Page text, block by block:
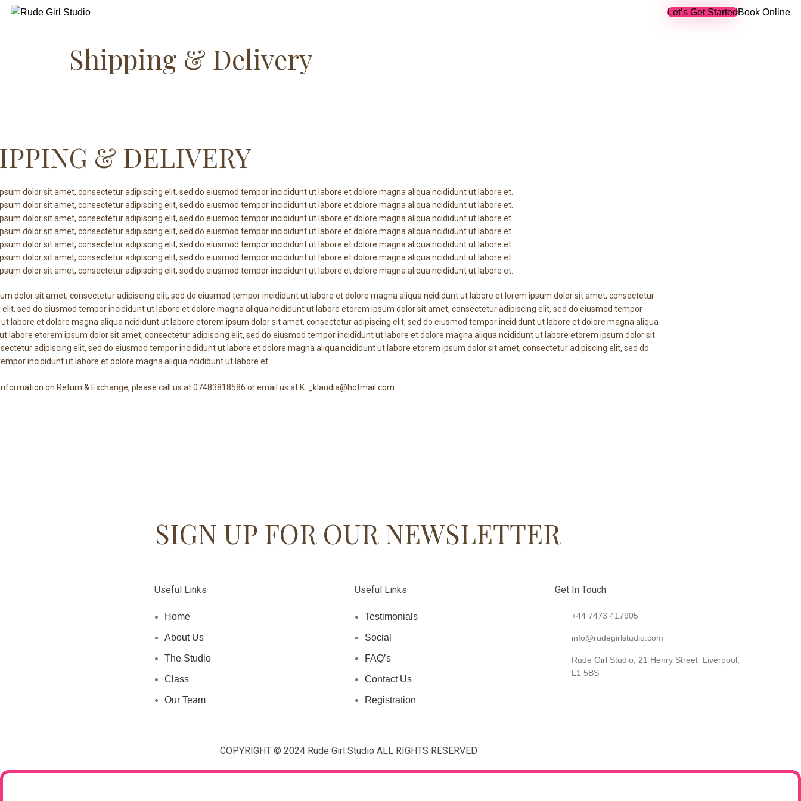
Let’s Get StartedBook Online
Shipping & Delivery
& DELIVERY
dolor sit amet, consectetur adipiscing elit, sed do eiusmod tempor incididunt ut labore et dolore magna aliqua ncididunt ut labore et.
dolor sit amet, consectetur adipiscing elit, sed do eiusmod tempor incididunt ut labore et dolore magna aliqua ncididunt ut labore et.
dolor sit amet, consectetur adipiscing elit, sed do eiusmod tempor incididunt ut labore et dolore magna aliqua ncididunt ut labore et.
dolor sit amet, consectetur adipiscing elit, sed do eiusmod tempor incididunt ut labore et dolore magna aliqua ncididunt ut labore et.
dolor sit amet, consectetur adipiscing elit, sed do eiusmod tempor incididunt ut labore et dolore magna aliqua ncididunt ut labore et.
dolor sit amet, consectetur adipiscing elit, sed do eiusmod tempor incididunt ut labore et dolore magna aliqua ncididunt ut labore et.
dolor sit amet, consectetur adipiscing elit, sed do eiusmod tempor incididunt ut labore et dolore magna aliqua ncididunt ut labore et.
dolor sit amet, consectetur adipiscing elit, sed do eiusmod tempor incididunt ut labore et dolore magna aliqua ncididunt ut labore et lorem ipsum dolor sit amet, consectetur
elit, sed do eiusmod tempor incididunt ut labore et dolore magna aliqua ncididunt ut labore etorem ipsum dolor sit amet, consectetur adipiscing elit, sed do eiusmod tempor
labore et dolore magna aliqua ncididunt ut labore etorem ipsum dolor sit amet, consectetur adipiscing elit, sed do eiusmod tempor incididunt ut labore et dolore magna aliqua
labore etorem ipsum dolor sit amet, consectetur adipiscing elit, sed do eiusmod tempor incididunt ut labore et dolore magna aliqua ncididunt ut labore etorem ipsum dolor sit
adipiscing elit, sed do eiusmod tempor incididunt ut labore et dolore magna aliqua ncididunt ut labore etorem ipsum dolor sit amet, consectetur adipiscing elit, sed do
incididunt ut labore et dolore magna aliqua ncididunt ut labore et.
on Return & Exchange, please call us at 07483818586 or email us at K. _klaudia@hotmail.com
SIGN UP FOR OUR NEWSLETTER
Useful Links
Home
About Us
The Studio
Class
Our Team
Useful Links
Testimonials
Social
FAQ’s
Contact Us
Registration
Get In Touch
+44 7473 417905
info@rudegirlstudio.com
Rude Girl Studio, 21 Henry Street Liverpool,
L1 5BS
COPYRIGHT © 2024 Rude Girl Studio ALL RIGHTS RESERVED